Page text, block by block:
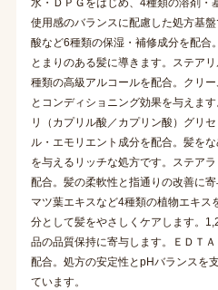
使用感のバランスに配慮した処方基
酸など6種類の保湿・補修成分を配合
とまりのある髪に導きます。ステア
種類の高級アルコールを配合。クリ
とコンディショニング効果を与えま
リ（カプリル酸／カプリン酸）グリ
ル・エモリエント成分を配合。髪を
を与えるリッチな処方です。ステア
配合。髪の柔軟性と指通りの改善に
マツ葉エキスなど4種類の植物エキス
分として髪をやさしくケアします。
品の品質保持に寄与します。ＥＤＴ
配合。処方の安定性とpHバランスを
ています。